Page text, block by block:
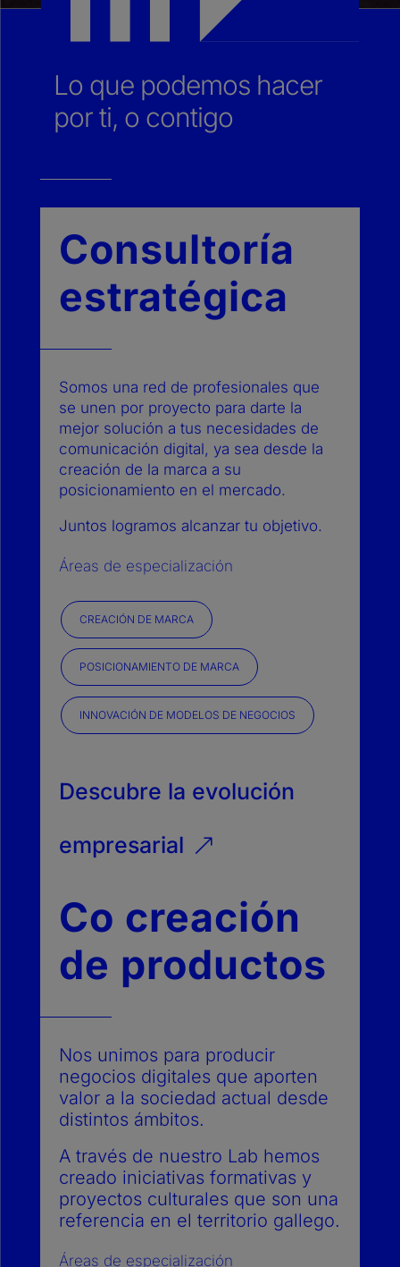
Lo que podemos hacer
por ti, o contigo
Consultoría
estratégica
Somos una red de profesionales que
se unen por proyecto para darte la
mejor solución a tus necesidades de
comunicación digital, ya sea desde la
creación de la marca a su
posicionamiento en el mercado.
Juntos logramos alcanzar tu objetivo.
Áreas de especialización
CREACIÓN DE MARCA
POSICIONAMIENTO DE MARCA
INNOVACIÓN DE MODELOS DE NEGOCIOS
Descubre la evolución
empresarial &
Co creación
de productos
Nos unimos para producir
negocios digitales que aporten
valor a la sociedad actual desde
distintos ámbitos.
A través de nuestro Lab hemos
creado iniciativas formativas y
proyectos culturales que son una
referencia en el territorio gallego.
Áreas de especialización